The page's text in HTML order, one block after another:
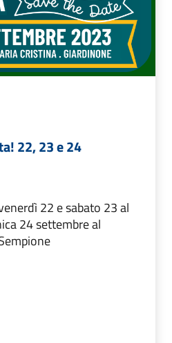
22, 23 e 24
22 e sabato 23 al
24 settembre al